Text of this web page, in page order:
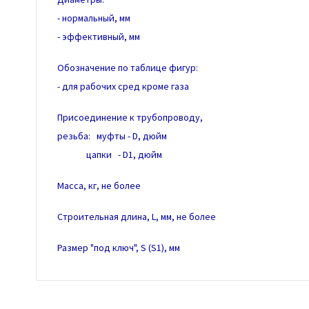
- нормальный, мм
- эффективный, мм
Обозначение по таблице фигур:
- для рабочих сред кроме газа
Присоединение к трубопроводу,
резьба: муфты - D, дюйм
цапки - D1, дюйм
Масса, кг, не более
Строительная длина, L, мм, не более
Размер "под ключ", S (S1), мм